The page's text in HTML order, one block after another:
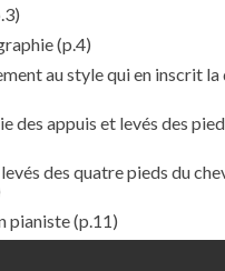
(p.4)
au style qui en inscrit la
des appuis et levés des
des quatre pieds du
pianiste(p.11)